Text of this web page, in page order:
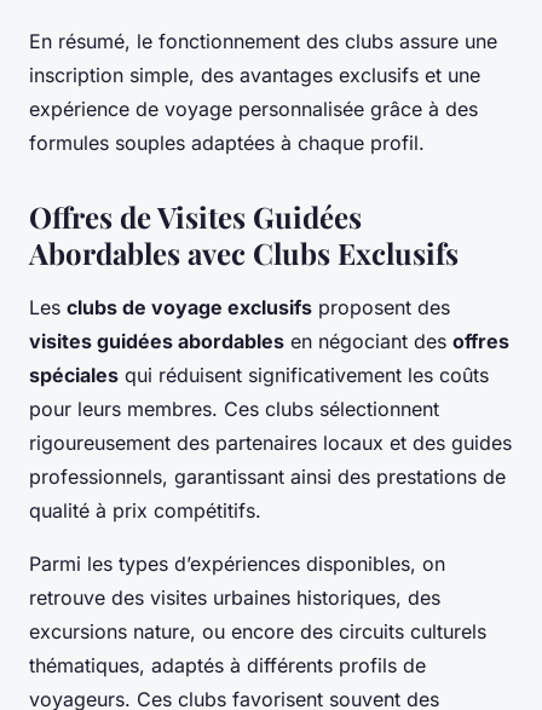
En résumé, le fonctionnement des clubs assure une
inscription simple, des avantages exclusifs et une
expérience de voyage personnalisée grâce à des
formules souples adaptées à chaque profil.
Offres de Visites Guidées
Abordables avec Clubs Exclusifs
Les clubs de voyage exclusifs proposent des
visites guidées abordables en négociant des offres
spéciales qui réduisent significativement les coûts
pour leurs membres. Ces clubs sélectionnent
rigoureusement des partenaires locaux et des guides
professionnels, garantissant ainsi des prestations de
qualité à prix compétitifs.
Parmi les types d’expériences disponibles, on
retrouve des visites urbaines historiques, des
excursions nature, ou encore des circuits culturels
thématiques, adaptés à différents profils de
voyageurs. Ces clubs favorisent souvent des